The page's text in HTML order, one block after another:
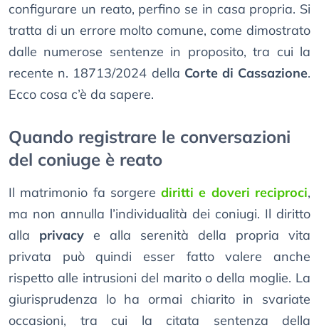
configurare un reato, perfino se in casa propria. Si
tratta di un errore molto comune, come dimostrato
dalle numerose sentenze in proposito, tra cui la
recente n. 18713/2024 della Corte di Cassazione.
Ecco cosa c’è da sapere.
Quando registrare le conversazioni
del coniuge è reato
Il matrimonio fa sorgerediritti e doveri reciproci,
ma non annulla l’individualità dei coniugi. Il diritto
alla privacy e alla serenità della propria vita
privata può quindi esser fatto valere anche
rispetto alle intrusioni del marito o della moglie. La
giurisprudenza lo ha ormai chiarito in svariate
occasioni, tra cui la citata sentenza della